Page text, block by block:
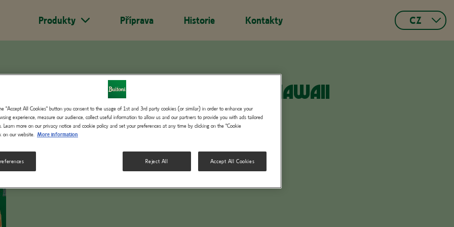
Produkty Příprava Historie Kontakty CZ
Czech
BUITONI FORNO DI PIETRA HAWAII
"Accept All Cookies" button you consent to the usage of 1st and 3rd party cookies (or similar) in order to enhance your
experience, measure our audience, collect useful information to allow us and our partners to provide you with ads tailored
Learn more on our privacy notice and cookie policy and set your preferences at any time by clicking on the "Cookie
on our website. More information
Reject All Accept All Cookies